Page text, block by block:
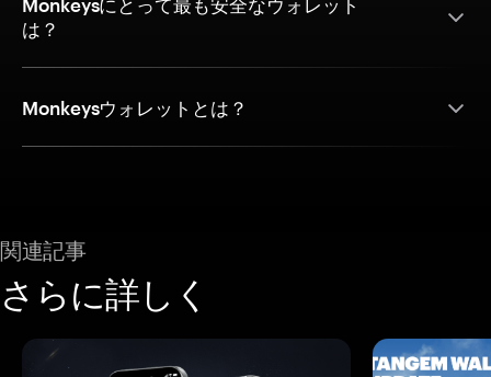
Monkeysにとって最も安全なウォレット
は？
Monkeysウォレットとは？
関連記事
さらに詳しく